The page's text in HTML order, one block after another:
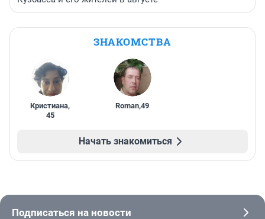
ЗНАКОМСТВА
Кристиана,
45
Roman,49
Начать знакомиться
Подписаться на новости